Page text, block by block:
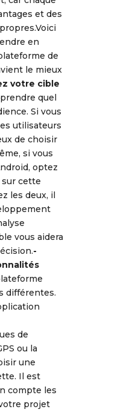
et des
en
de
le mieux
votre cible
quel
Si vous
utilisateurs
de choisir
si vous
optez
cette
les deux, il
vous aidera
-
différentes.
de
ou la
une
Il est
compte les
projet